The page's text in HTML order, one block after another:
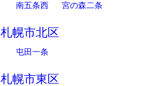
南五条西 宮の森二条
札幌市北区
屯田一条
札幌市東区